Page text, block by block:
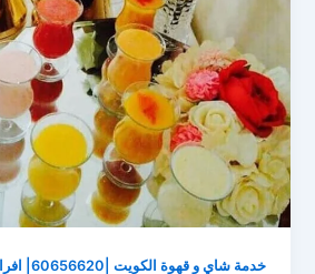
خدمة شاي و قهوة الكويت |60656620| افراح الكويت